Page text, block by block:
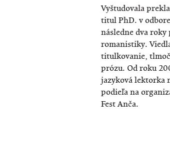
Vyštudovala
titul PhD. v
následne dva
romanistiky.
titulkovanie,
prózu. Od roku
jazyková lektorka
podieľa na
Fest Anča.